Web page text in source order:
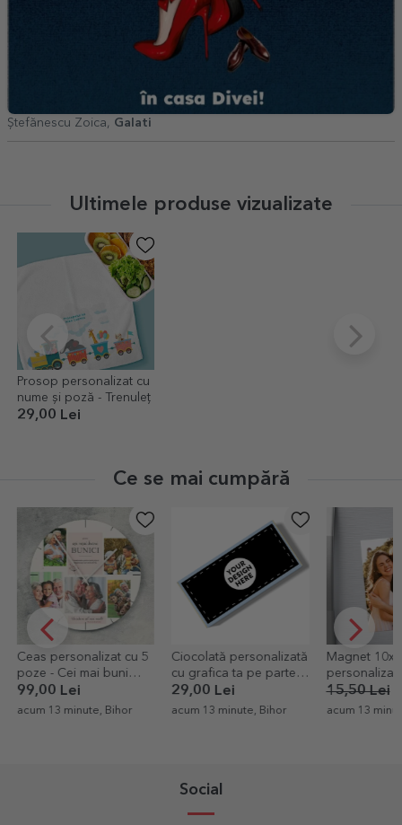
Ștefănescu Zoica, Galati
Ultimele produse vizualizate
Prosop personalizat cu
nume și poză - Trenuleț
29,00 Lei
Ce se mai cumpără
Ciocolată personalizată
cu grafica ta pe partea
din față
29,00 Lei
acum 13 minute, Bihor
-30%
Magnet 10x15 cm
personalizat cu o poză
15,50 Lei
acum 13 minute, Bihor
Medalie
cu o poză
39,00 Lei
acum 13
Social